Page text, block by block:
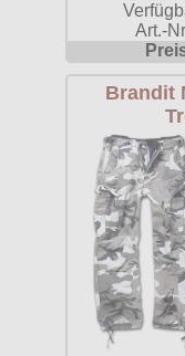
Art.-
Brandit